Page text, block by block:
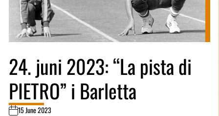
24. juni 2023: “La pista di
PIETRO” i Barletta
15 June 2023